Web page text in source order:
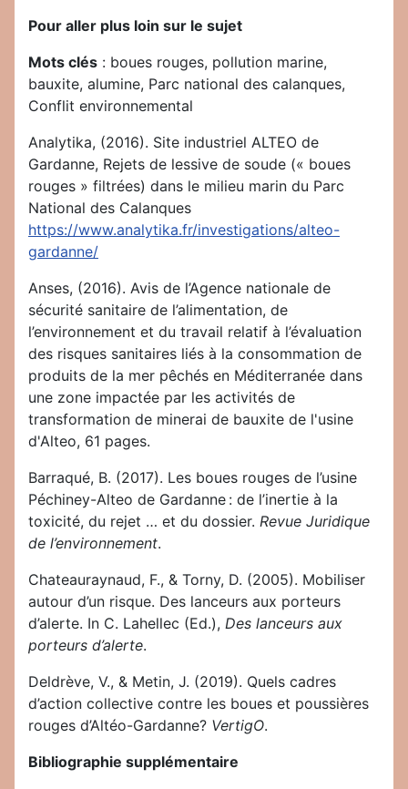
Pour aller plus loin sur le sujet
Mots clés : boues rouges, pollution marine,
bauxite, alumine, Parc national des calanques,
Conflit environnemental
Analytika, (2016). Site industriel ALTEO de
Gardanne, Rejets de lessive de soude (« boues
rouges » filtrées) dans le milieu marin du Parc
National des Calanques
https://www.analytika.fr/investigations/alteo-
gardanne/
Anses, (2016). Avis de l’Agence nationale de
sécurité sanitaire de l’alimentation, de
l’environnement et du travail relatif à l’évaluation
des risques sanitaires liés à la consommation de
produits de la mer pêchés en Méditerranée dans
une zone impactée par les activités de
transformation de minerai de bauxite de l'usine
d'Alteo, 61 pages.
Barraqué, B. (2017). Les boues rouges de l’usine
Péchiney-Alteo de Gardanne : de l’inertie à la
toxicité, du rejet … et du dossier. Revue Juridique
de l’environnement.
Chateauraynaud, F., & Torny, D. (2005). Mobiliser
autour d’un risque. Des lanceurs aux porteurs
d’alerte. In C. Lahellec (Ed.), Des lanceurs aux
porteurs d’alerte.
Deldrève, V., & Metin, J. (2019). Quels cadres
d’action collective contre les boues et poussières
rouges d’Altéo-Gardanne? VertigO.
Bibliographie supplémentaire